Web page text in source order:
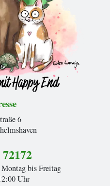
6
bis Freitag
Uhr